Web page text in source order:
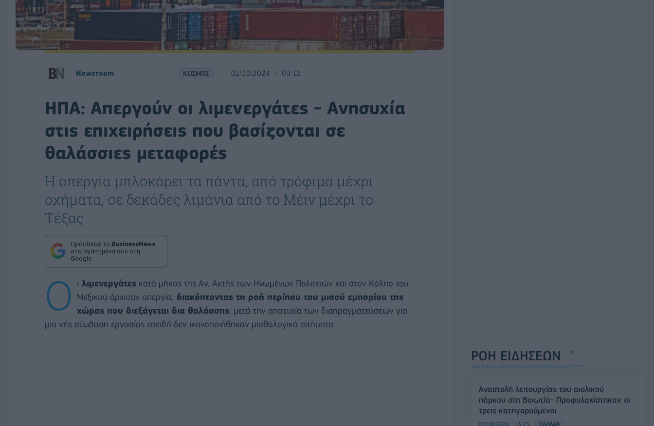
Newsroom ΚΟΣΜΟΣ 01/10/2024 09:12
ΗΠΑ: Απεργούν οι λιμενεργάτες - Ανησυχία
στις επιχειρήσεις που βασίζονται σε
θαλάσσιες μεταφορές
Η απεργία μπλοκάρει τα πάντα, από τρόφιμα μέχρι
οχήματα, σε δεκάδες λιμάνια από το Μέιν μέχρι το
Τέξας
Πρόσθεσε το BusinessNews
στα αγαπημένα σου στη
Google
Ο ι λιμενεργάτες κατά μήκος της Αν. Ακτής των Ηνωμένων Πολιτειών και στον Κόλπο του
Μεξικού άρχισαν απεργία, διακόπτοντας τη ροή περίπου του μισού εμπορίου της
χώρας που διεξάγεται δια θαλάσσης , μετά την αποτυχία των διαπραγματεύσεων για
μια νέα σύμβαση εργασίας επειδή δεν ικανοποιήθηκαν μισθολογικά αιτήματα.
ΡΟΗ ΕΙΔΗΣΕΩΝ
Αναστολή λειτουργίας του αιολικού
πάρκου στη Βοιωτία- Προφυλακίστηκαν οι
τρεις κατηγορούμενοι
07/08/2026 - 13:23 ΕΛΛΑΔΑ